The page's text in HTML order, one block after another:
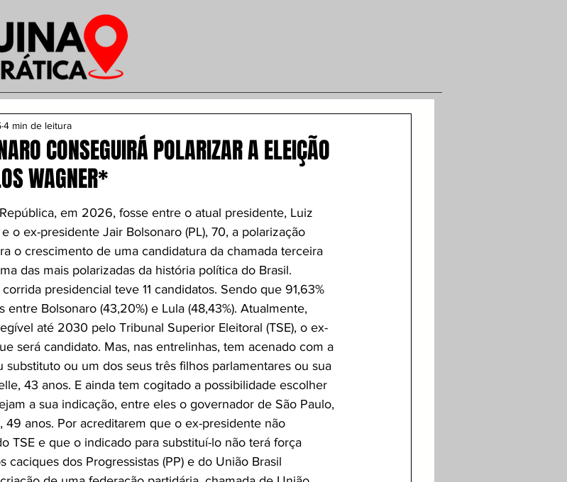
CONSEGUIRÁ POLARIZAR A ELEIÇÃO
WAGNER*
4 min de leitura
em 2026, fosse entre o atual presidente, Luiz
o ex-presidente Jair Bolsonaro (PL), 70, a polarização
o crescimento de uma candidatura da chamada terceira
das mais polarizadas da história política do Brasil.
presidencial teve 11 candidatos. Sendo que 91,63%
Bolsonaro (43,20%) e Lula (48,43%). Atualmente,
até 2030 pelo Tribunal Superior Eleitoral (TSE), o ex-
será candidato. Mas, nas entrelinhas, tem acenado com a
ou um dos seus três filhos parlamentares ou sua
43 anos. E ainda tem cogitado a possibilidade escolher
a sua indicação, entre eles o governador de São Paulo,
49 anos. Por acreditarem que o ex-presidente não
TSE e que o indicado para substituí-lo não terá força
caciques dos Progressistas (PP) e do União Brasil